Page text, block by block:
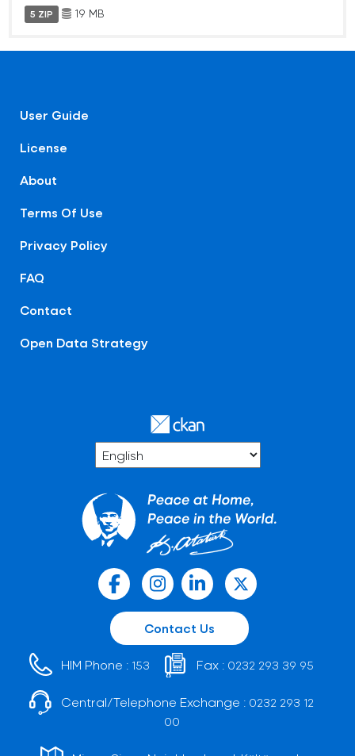
5 ZIP 19 MB
User Guide
License
About
Terms Of Use
Privacy Policy
FAQ
Contact
Open Data Strategy
Contact Us
HIM Phone : 153 Fax : 0232 293 39 95
Central/Telephone Exchange : 0232 293 12
00